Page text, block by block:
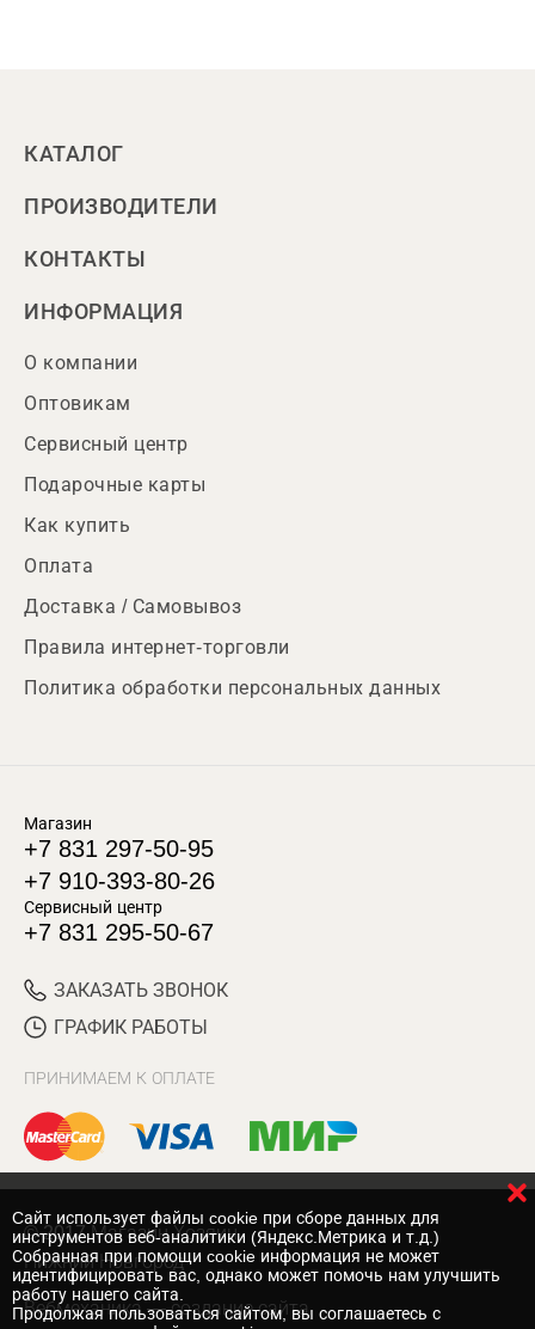
КАТАЛОГ
ПРОИЗВОДИТЕЛИ
КОНТАКТЫ
ИНФОРМАЦИЯ
О компании
Оптовикам
Сервисный центр
Подарочные карты
Как купить
Оплата
Доставка / Самовывоз
Правила интернет-торговли
Политика обработки персональных данных
Магазин
+7 831 297-50-95
+7 910-393-80-26
Сервисный центр
+7 831 295-50-67
ЗАКАЗАТЬ ЗВОНОК
ГРАФИК РАБОТЫ
ПРИНИМАЕМ К ОПЛАТЕ
© 2017 Магазин Хозяин
Нижний Новгород
Вебмеханика — создание сайта
Cайт использует файлы cookie при сборе данных для
инструментов веб-аналитики (Яндекс.Метрика и т.д.)
Собранная при помощи cookie информация не может
идентифицировать вас, однако может помочь нам улучшить
работу нашего сайта.
Продолжая пользоваться сайтом, вы соглашаетесь с